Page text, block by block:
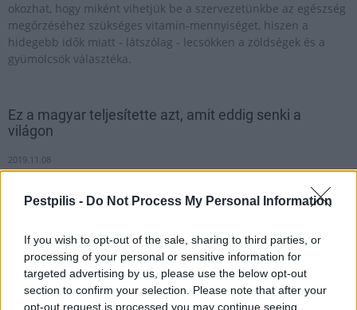
Pestpilis - Do Not Process My Personal Information
If you wish to opt-out of the sale, sharing to third parties, or
processing of your personal or sensitive information for
targeted advertising by us, please use the below opt-out
section to confirm your selection. Please note that after your
opt-out request is processed you may continue seeing
okozhat, hogy miként vihetjük be a szervezetünkbe az egészség
megőrzéséhez szükséges vitamin-mennyiséget, hiszen a
hidegebb idők miatt - látszólag - lecsökken a zöldségek és a
gyümölcsök választéka.
Ez a magyar teljesítette azt, amit eddig senki a
világon
2019.11.08